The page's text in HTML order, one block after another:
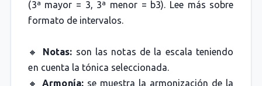
(3ª mayor = 3, 3ª menor = b3). Lee más sobre
formato de intervalos.
🔸 Notas: son las notas de la escala teniendo
en cuenta la tónica seleccionada.
🔸Armonía:se muestra la armonización de la